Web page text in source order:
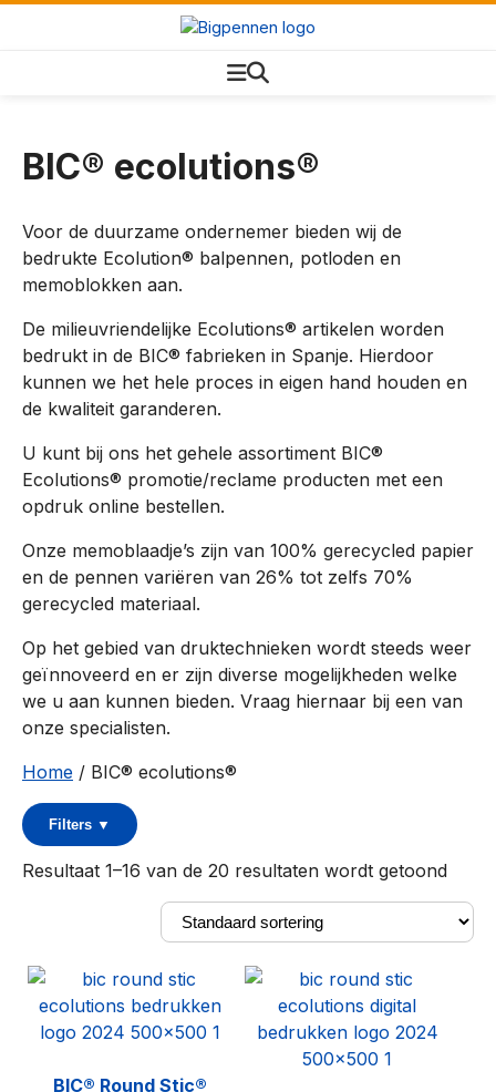
BIC® ecolutions®
Voor de duurzame ondernemer bieden wij de
bedrukte Ecolution® balpennen, potloden en
memoblokken aan.
De milieuvriendelijke Ecolutions® artikelen worden
bedrukt in de BIC® fabrieken in Spanje. Hierdoor
kunnen we het hele proces in eigen hand houden en
de kwaliteit garanderen.
U kunt bij ons het gehele assortiment BIC®
Ecolutions® promotie/reclame producten met een
opdruk online bestellen.
Onze memoblaadje’s zijn van 100% gerecycled papier
en de pennen variëren van 26% tot zelfs 70%
gerecycled materiaal.
Op het gebied van druktechnieken wordt steeds weer
geïnnoveerd en er zijn diverse mogelijkheden welke
we u aan kunnen bieden. Vraag hiernaar bij een van
onze specialisten.
Home / BIC® ecolutions®
Filters ▼
Wis filters
Bedrukkingslocatie
Resultaat 1–16 van de 20 resultaten wordt getoond
BIC® Round Stic®